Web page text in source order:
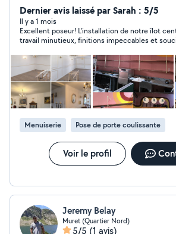
réparation de vos menuiseries (Alu,
répare également les volets roulants
électrique(changement de
moteurs etc ) Mon travail est sérieux
j'apprécie l'apport de conseils lors de mes
de satisfaire pleinement le client. Si
services vous intéresse n'hésitez pas
Cdt
Dernier avis laissé par Sarah : 5/5
Il y a 1 mois
Excellent poseur! L'installation de notre îlot
travail minutieux, finitions impeccables et
grande qualité. Nous sommes ravis du résultat
recommandons sans hésiter!
Menuiserie Pose de porte coulissante
Voir le profil
Jeremy Belay
Muret (Quartier Nord)
5/5 (1 avis)